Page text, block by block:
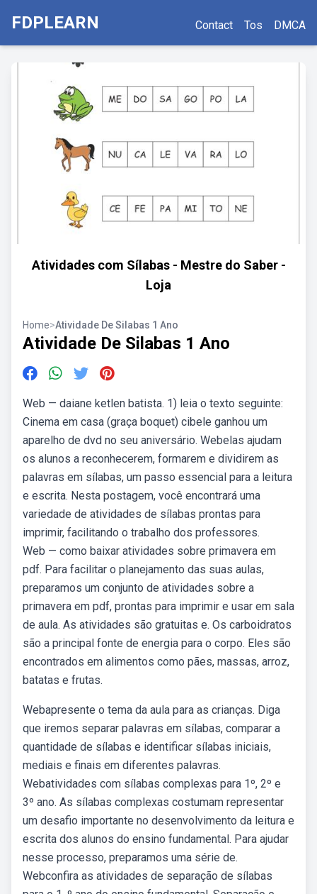
FDPLEARN Contact Tos DMCA
Atividades com Sílabas - Mestre do Saber -
Loja
Home>Atividade De Silabas 1 Ano
Atividade De Silabas 1 Ano
Web — daiane ketlen batista. 1) leia o texto seguinte:
Cinema em casa (graça boquet) cibele ganhou um
aparelho de dvd no seu aniversário. Webelas ajudam
os alunos a reconhecerem, formarem e dividirem as
palavras em sílabas, um passo essencial para a leitura
e escrita. Nesta postagem, você encontrará uma
variedade de atividades de sílabas prontas para
imprimir, facilitando o trabalho dos professores.
Web — como baixar atividades sobre primavera em
pdf. Para facilitar o planejamento das suas aulas,
preparamos um conjunto de atividades sobre a
primavera em pdf, prontas para imprimir e usar em sala
de aula. As atividades são gratuitas e. Os carboidratos
são a principal fonte de energia para o corpo. Eles são
encontrados em alimentos como pães, massas, arroz,
batatas e frutas.
Webapresente o tema da aula para as crianças. Diga
que iremos separar palavras em sílabas, comparar a
quantidade de sílabas e identificar sílabas iniciais,
mediais e finais em diferentes palavras.
Webatividades com sílabas complexas para 1º, 2º e
3º ano. As sílabas complexas costumam representar
um desafio importante no desenvolvimento da leitura e
escrita dos alunos do ensino fundamental. Para ajudar
nesse processo, preparamos uma série de.
Webconfira as atividades de separação de sílabas